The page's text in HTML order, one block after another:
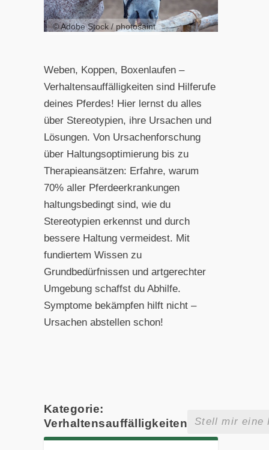
© Adobe Stock / photosaint
Weben, Koppen, Boxenlaufen –
Verhaltensauffälligkeiten sind Hilferufe
deines Pferdes! Hier lernst du alles
über Stereotypien, ihre Ursachen und
Lösungen. Von Ursachenforschung
über Haltungsoptimierung bis zu
Therapieansätzen: Erfahre, warum
70% aller Pferdeerkrankungen
haltungsbedingt sind, wie du
Stereotypien erkennst und durch
bessere Haltung vermeidest. Mit
fundiertem Wissen zu
Grundbedürfnissen und artgerechter
Umgebung schaffst du Abhilfe.
Symptome bekämpfen hilft nicht –
Ursachen abstellen schon!
Kategorie:
Verhaltensauffälligkeiten